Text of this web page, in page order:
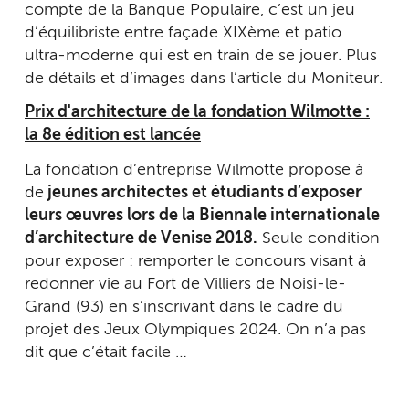
compte de la Banque Populaire, c’est un jeu
d’équilibriste entre façade XIXème et patio
ultra-moderne qui est en train de se jouer. Plus
de détails et d’images dans l’article du Moniteur.
Prix d'architecture de la fondation Wilmotte :
la 8e édition est lancée
La fondation d’entreprise Wilmotte propose à
de jeunes architectes et étudiants d’exposer
leurs œuvres lors de la Biennale internationale
d’architecture de Venise 2018. Seule condition
pour exposer : remporter le concours visant à
redonner vie au Fort de Villiers de Noisi-le-
Grand (93) en s’inscrivant dans le cadre du
projet des Jeux Olympiques 2024. On n’a pas
dit que c’était facile …